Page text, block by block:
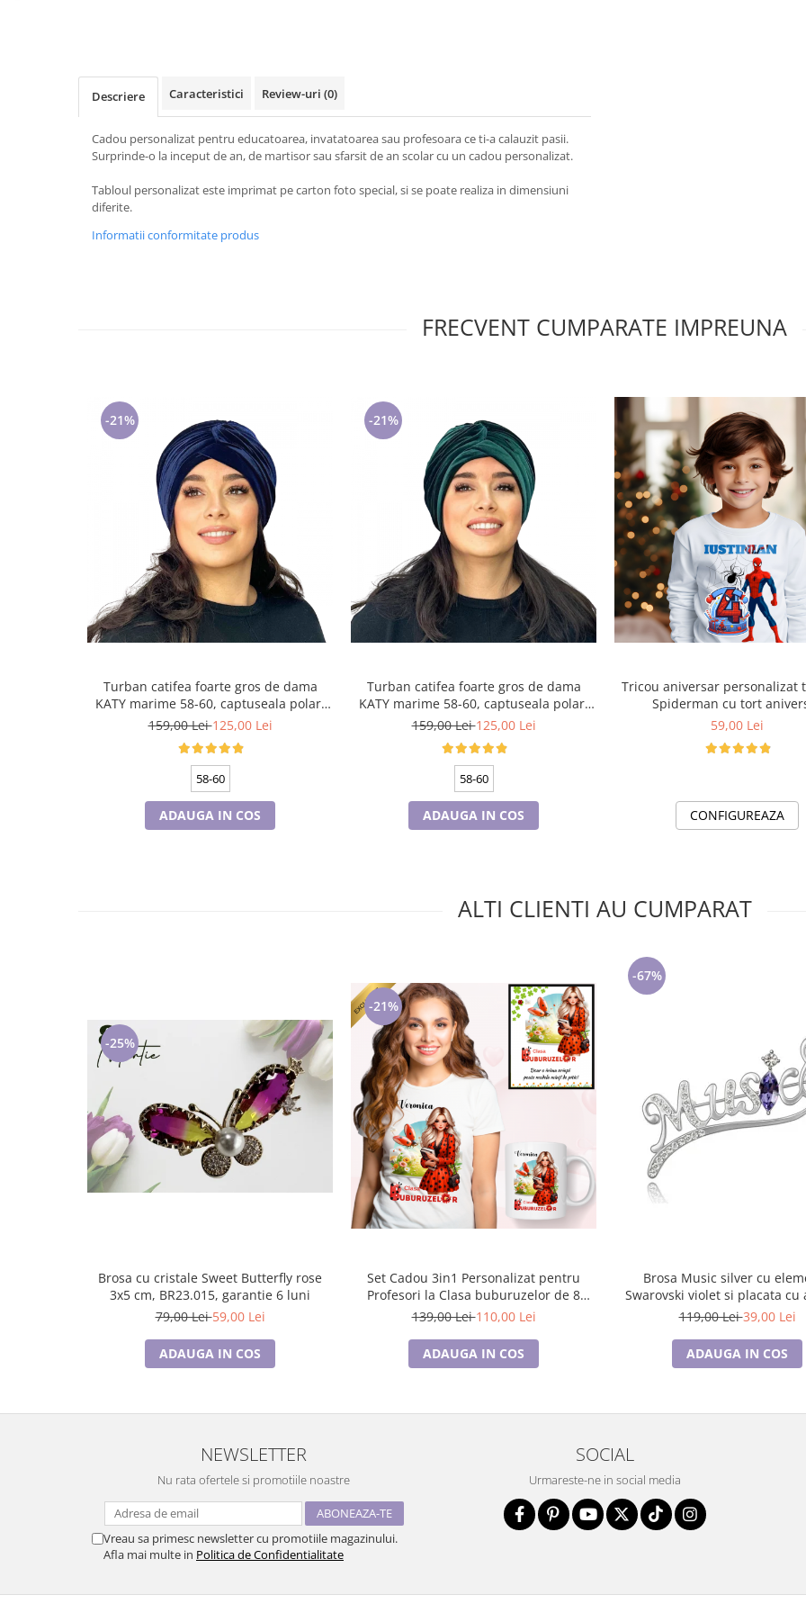
Descriere Caracteristici Review-uri (0)
Cadou personalizat pentru educatoarea, invatatoarea sau profesoara ce ti-a calauzit pasii.
Surprinde-o la inceput de an, de martisor sau sfarsit de an scolar cu un cadou personalizat.
Tabloul personalizat este imprimat pe carton foto special, si se poate realiza in dimensiuni
diferite.
Informatii conformitate produs
FRECVENT CUMPARATE IMPREUNA
-21%
Turban catifea foarte gros de dama
KATY marime 58-60, captuseala polar,
culoare bleomarin
159,00 Lei125,00 Lei
58-60
ADAUGA IN COS
-21%
Turban catifea foarte gros de dama
KATY marime 58-60, captuseala polar,
culoare verde emerald
159,00 Lei125,00 Lei
58-60
ADAUGA IN COS
Tricou aniversar personalizat
Spiderman cu tort
TAMM1015.5
59,00 Lei
CONFIGUREAZA
ALTI CLIENTI AU CUMPARAT
-25%
Brosa cu cristale Sweet Butterfly rose
3x5 cm, BR23.015, garantie 6 luni
79,00 Lei59,00 Lei
ADAUGA IN COS
-21%
Set Cadou 3in1 Personalizat pentru
Profesori la Clasa buburuzelor de 8
Martie
139,00 Lei110,00 Lei
ADAUGA IN COS
-67%
Brosa Music silver cu elemente
Swarovski violet si placata cu
garantie 6 luni
119,00 Lei39,00 Lei
ADAUGA IN COS
NEWSLETTER
Nu rata ofertele si promotiile noastre
Vreau sa primesc newsletter cu promotiile magazinului.
Afla mai multe in Politica de Confidentialitate
SOCIAL
Urmareste-ne in social media